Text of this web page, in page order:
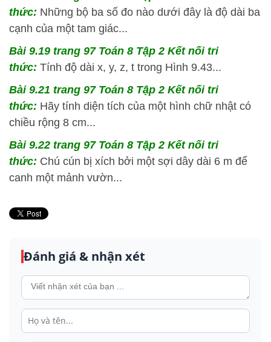
thức: Những bộ ba số đo nào dưới đây là độ dài ba
cạnh của một tam giác...
Bài 9.19 trang 97 Toán 8 Tập 2 Kết nối tri
thức: Tính độ dài x, y, z, t trong Hình 9.43...
Bài 9.21 trang 97 Toán 8 Tập 2 Kết nối tri
thức: Hãy tính diện tích của một hình chữ nhật có
chiều rộng 8 cm...
Bài 9.22 trang 97 Toán 8 Tập 2 Kết nối tri
thức: Chú cún bị xích bởi một sợi dây dài 6 m để
canh một mảnh vườn...
Đánh giá & nhận xét